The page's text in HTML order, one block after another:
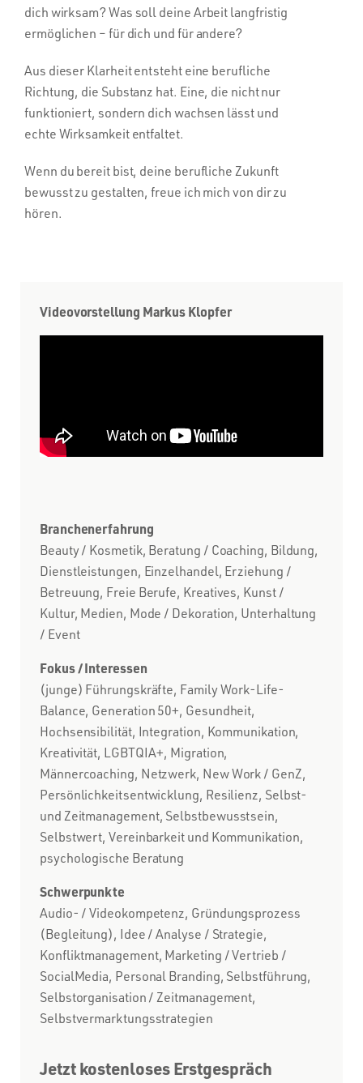
dich wirksam? Was soll deine Arbeit langfristig
ermöglichen – für dich und für andere?
Aus dieser Klarheit entsteht eine berufliche
Richtung, die Substanz hat. Eine, die nicht nur
funktioniert, sondern dich wachsen lässt und
echte Wirksamkeit entfaltet.
Wenn du bereit bist, deine berufliche Zukunft
bewusst zu gestalten, freue ich mich von dir zu
hören.
Videovorstellung Markus Klopfer
Branchenerfahrung
Beauty / Kosmetik, Beratung / Coaching, Bildung,
Dienstleistungen, Einzelhandel, Erziehung /
Betreuung, Freie Berufe, Kreatives, Kunst /
Kultur, Medien, Mode / Dekoration, Unterhaltung
/ Event
Fokus / Interessen
(junge) Führungskräfte, Family Work-Life-
Balance, Generation 50+, Gesundheit,
Hochsensibilität, Integration, Kommunikation,
Kreativität, LGBTQIA+, Migration,
Männercoaching, Netzwerk, New Work / GenZ,
Persönlichkeitsentwicklung, Resilienz, Selbst-
und Zeitmanagement, Selbstbewusstsein,
Selbstwert, Vereinbarkeit und Kommunikation,
psychologische Beratung
Schwerpunkte
Audio- / Videokompetenz, Gründungsprozess
(Begleitung), Idee / Analyse / Strategie,
Konfliktmanagement, Marketing / Vertrieb /
SocialMedia, Personal Branding, Selbstführung,
Selbstorganisation / Zeitmanagement,
Selbstvermarktungsstrategien
Jetzt kostenloses Erstgespräch